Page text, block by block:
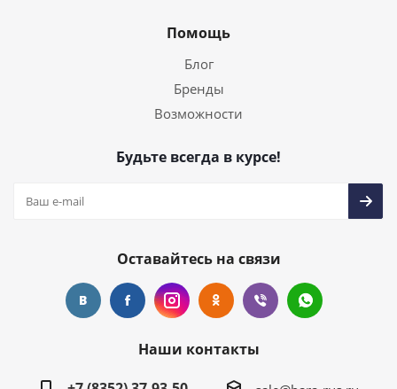
Помощь
Блог
Бренды
Возможности
Будьте всегда в курсе!
Оставайтесь на связи
Наши контакты